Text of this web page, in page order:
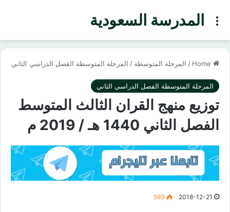
المدرسة السعوديةMenu
/ المرحلة المتوسطة / المرحلة المتوسطة الفصل الدراسي الثاني
المرحلة المتوسطة الفصل الدراسي الثاني
توزيع منهج القران الثالث المتوسط
الفصل الثاني 1440 هـ / 2019 م
2018-12-21
593